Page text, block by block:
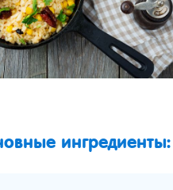
ингредиенты: